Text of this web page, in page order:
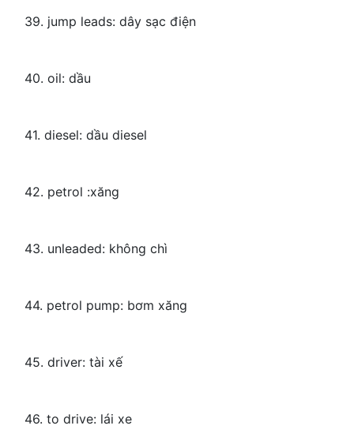
39. jump leads: dây sạc điện
40. oil: dầu
41. diesel: dầu diesel
42. petrol :xăng
43. unleaded: không chì
44. petrol pump: bơm xăng
45. driver: tài xế
46. to drive: lái xe